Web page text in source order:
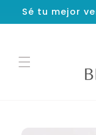
directamente
al contenido
Sé tu mejor